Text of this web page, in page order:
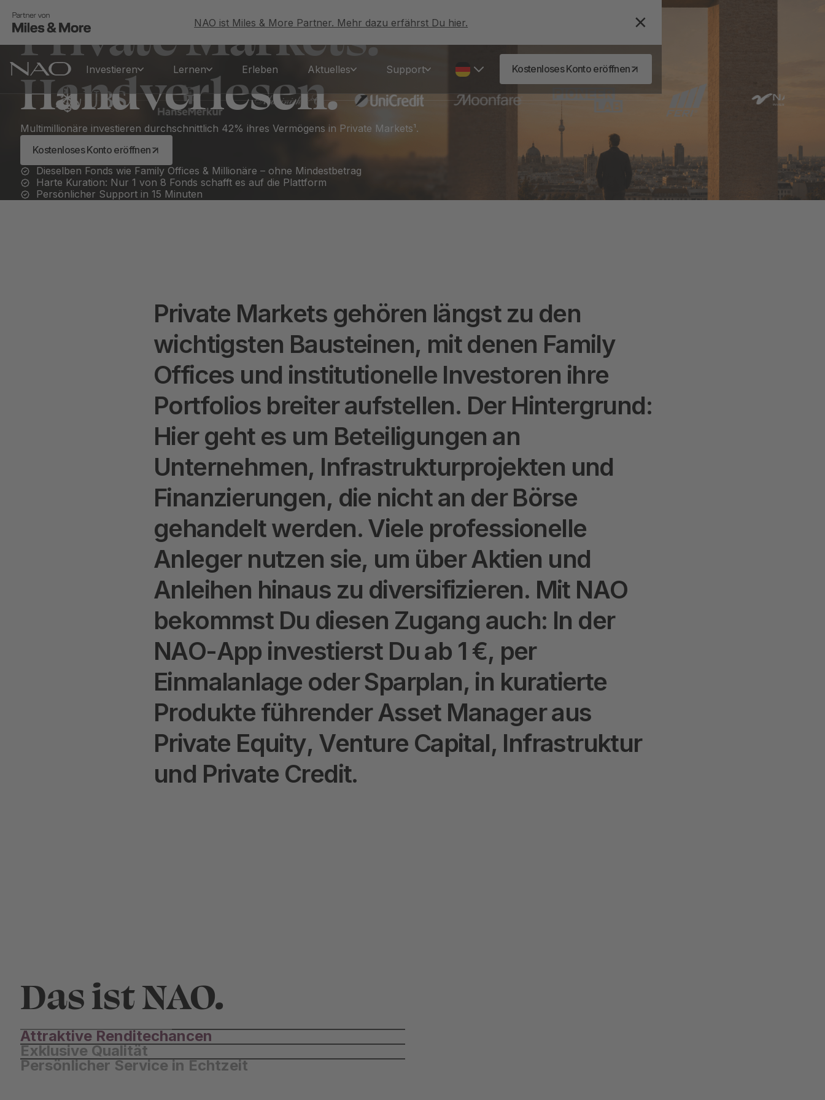
NAO ist Miles & More Partner. Mehr dazu erfährst Du hier.
Investieren Lernen Erleben Aktuelles Support Kostenloses Konto eröffnen
Private Markets.
Handverlesen.
Multimillionäre investieren durchschnittlich 42% ihres Vermögens in Private Markets¹.
Kostenloses Konto eröffnen
Dieselben Fonds wie Family Offices & Millionäre – ohne Mindestbetrag
Harte Kuration: Nur 1 von 8 Fonds schafft es auf die Plattform
Persönlicher Support in 15 Minuten
Private Markets gehören längst zu den
wichtigsten Bausteinen, mit denen Family
Offices und institutionelle Investoren ihre
Portfolios breiteraufstellen. Der Hintergrund:
Hier geht es um Beteiligungen an
Unternehmen, Infrastrukturprojekten und
Finanzierungen, die nicht an der Börse
gehandeltwerden. Viele professionelle
Anleger nutzen sie, um überAktien und
Anleihen hinaus zu diversifizieren. Mit NAO
bekommst Du diesen Zugang auch: In der
NAO-App investierst Du ab 1 €, per
Einmalanlage oderSparplan, in kuratierte
Produkte führenderAsset Manageraus
Private Equity, Venture Capital, Infrastruktur
und Private Credit.
Das ist NAO.
Attraktive Renditechancen
Exklusive Qualität
Persönlicher Service in Echtzeit